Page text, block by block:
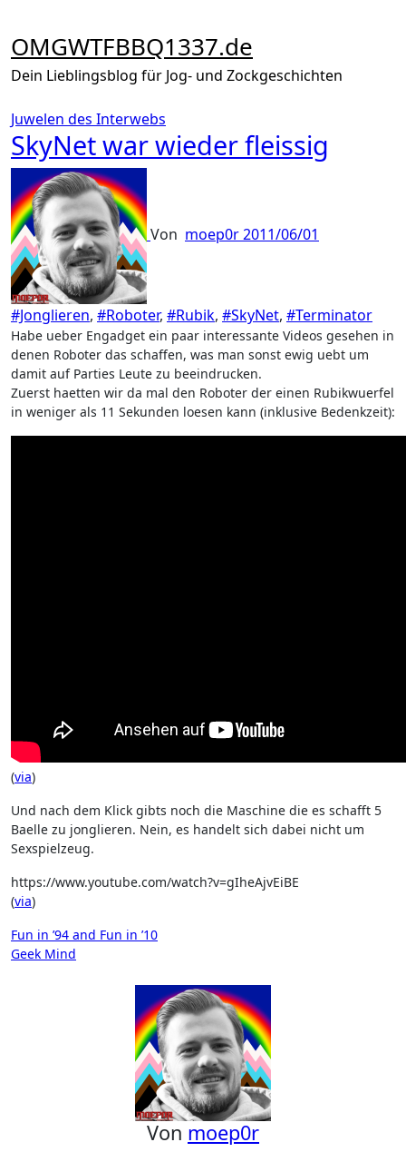
springen
OMGWTFBBQ1337.de
Dein Lieblingsblog für Jog- und Zockgeschichten
Juwelen des Interwebs
SkyNet war wieder fleissig
Von moep0r2011/06/01
#Jonglieren, #Roboter, #Rubik, #SkyNet, #Terminator
Habe ueber Engadget ein paar interessante Videos gesehen in
denen Roboter das schaffen, was man sonst ewig uebt um
damit auf Parties Leute zu beeindrucken.
Zuerst haetten wir da mal den Roboter der einen Rubikwuerfel
in weniger als 11 Sekunden loesen kann (inklusive Bedenkzeit):
(via)
Und nach dem Klick gibts noch die Maschine die es schafft 5
Baelle zu jonglieren. Nein, es handelt sich dabei nicht um
Sexspielzeug.
https://www.youtube.com/watch?v=gIheAjvEiBE
(via)
Beitragsnavigation
Fun in ’94 and Fun in ’10
Geek Mind
Von moep0r